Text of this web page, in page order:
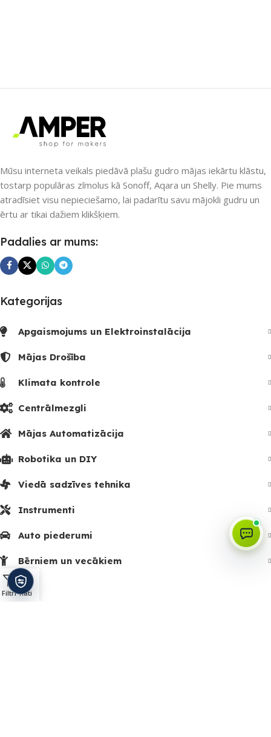
Mūsu interneta veikals piedāvā plašu gudro mājas iekārtu klāstu,
tostarp populāras zīmolus kā Sonoff, Aqara un Shelly. Pie mums
atradīsiet visu nepieciešamo, lai padarītu savu mājokli gudru un
ērtu ar tikai dažiem klikšķiem.
Padalies ar mums:
Kategorijas
Apgaismojums un Elektroinstalācija
Mājas Drošība
Klimata kontrole
Centrālmezgli
Mājas Automatizācija
Robotika un DIY
Viedā sadzīves tehnika
Instrumenti
Auto piederumi
Bērniem un vecākiem
Izvēlne
Filtri Rati